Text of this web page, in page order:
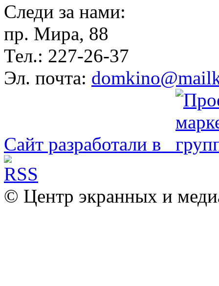
Следи за нами:
пр. Мира, 88
Тел.: 227-26-37
Эл. почта:
Сайт разработали в
© Центр экранных и